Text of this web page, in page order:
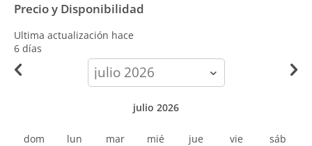
Precio y Disponibilidad
Ultima actualización hace
6 días
calendar-
month
julio 2026
dom lun mar mié jue vie sáb